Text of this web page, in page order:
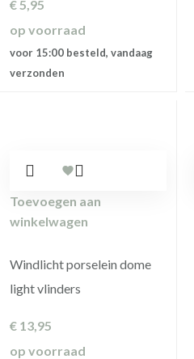
€5,95
op voorraad
voor 15:00 besteld, vandaag
verzonden
Toevoegen aan
winkelwagen
Windlicht porselein dome
light vlinders
€ 13,95
op voorraad